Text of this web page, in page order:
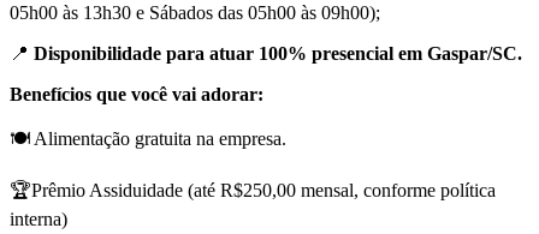
05h00 às 13h30 e Sábados das 05h00 às 09h00);
📍 Disponibilidade para atuar 100% presencial em Gaspar/SC.
Benefícios que você vai adorar:
🍽️ Alimentação gratuita na empresa.
🏆Prêmio Assiduidade (até R$250,00 mensal, conforme política
interna)